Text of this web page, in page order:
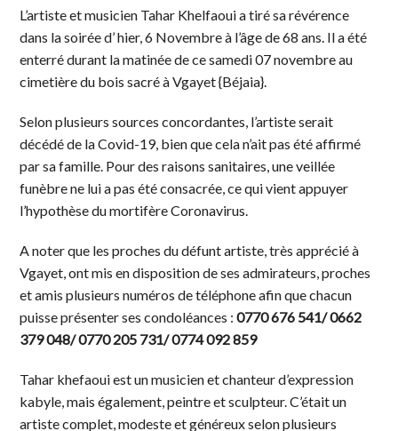
L’artiste et musicien Tahar Khelfaoui a tiré sa révérence
dans la soirée d’ hier, 6 Novembre à l’âge de 68 ans. Il a été
enterré durant la matinée de ce samedi 07 novembre au
cimetière du bois sacré à Vgayet {Béjaia}.
Selon plusieurs sources concordantes, l’artiste serait
décédé de la Covid-19, bien que cela n’ait pas été affirmé
par sa famille. Pour des raisons sanitaires, une veillée
funèbre ne lui a pas été consacrée, ce qui vient appuyer
l’hypothèse du mortifère Coronavirus.
A noter que les proches du défunt artiste, très apprécié à
Vgayet, ont mis en disposition de ses admirateurs, proches
et amis plusieurs numéros de téléphone afin que chacun
puisse présenter ses condoléances :0770 676 541/ 0662
379 048/ 0770 205 731/ 0774 092 859
Tahar khefaoui est un musicien et chanteur d’expression
kabyle, mais également, peintre et sculpteur. C’était un
artiste complet, modeste et généreux selon plusieurs